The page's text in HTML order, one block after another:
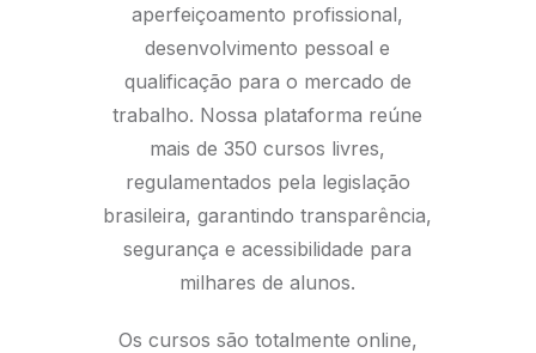
aperfeiçoamento profissional,
desenvolvimento pessoal e
qualificação para o mercado de
trabalho. Nossa plataforma reúne
mais de 350 cursos livres,
regulamentados pela legislação
brasileira, garantindo transparência,
segurança e acessibilidade para
milhares de alunos.
Os cursos são totalmente online,